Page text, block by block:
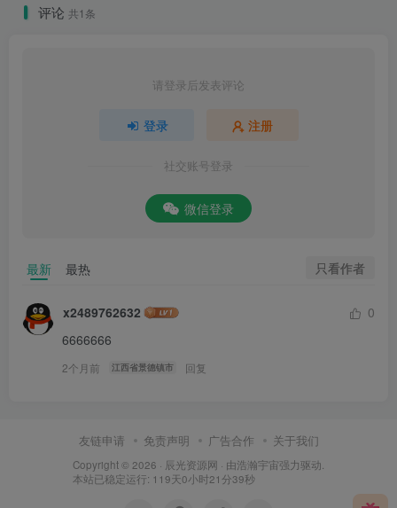
评论 共1条
请登录后发表评论
登录 注册
社交账号登录
微信登录
最新 最热 只看作者
x2489762632
0
6666666
2个月前 江西省景德镇市 回复
友链申请 免责声明 广告合作 关于我们
Copyright © 2026 · 辰光资源网 · 由浩瀚宇宙强力驱动.
本站已稳定运行: 119天0小时21分40秒